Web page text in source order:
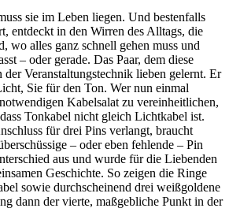
sie im Leben liegen. Und bestenfalls
entdeckt in den Wirren des Alltags, die
wo alles ganz schnell gehen muss und
– oder gerade. Das Paar, dem diese
Veranstaltungstechnik lieben gelernt. Er
Sie für den Ton. Wer nun einmal
Kabelsalat zu vereinheitlichen,
Tonkabel nicht gleich Lichtkabel ist.
für drei Pins verlangt, braucht
– oder eben fehlende – Pin
aus und wurde für die Liebenden
Geschichte. So zeigen die Ringe
sowie durchscheinend drei weißgoldene
dann der vierte, maßgebliche Punkt in der